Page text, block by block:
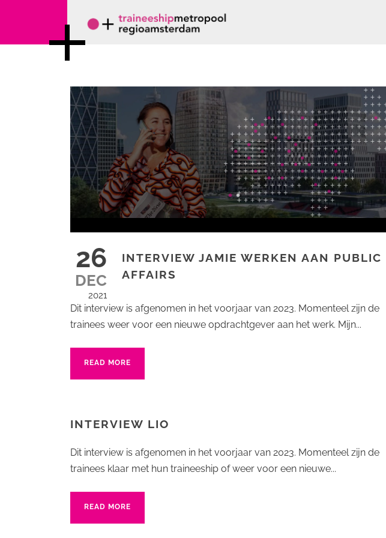
26
DEC
2021
INTERVIEW JAMIE WERKEN AAN PUBLIC
AFFAIRS
Dit interview is afgenomen in het voorjaar van 2023. Momenteel zijn de
trainees weer voor een nieuwe opdrachtgever aan het werk. Mijn...
READ MORE
INTERVIEW LIO
Dit interview is afgenomen in het voorjaar van 2023. Momenteel zijn de
trainees klaar met hun traineeship of weer voor een nieuwe...
READ MORE